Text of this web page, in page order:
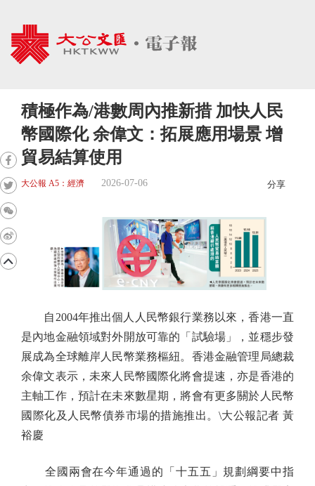
積極作為/港數周內推新措 加快人民
幣國際化 余偉文：拓展應用場景 增
貿易結算使用
大公報 A5：經濟 2026-07-06 分享
自2004年推出個人人民幣銀行業務以來，香港一直
是內地金融領域對外開放可靠的「試驗場」，並穩步發
展成為全球離岸人民幣業務樞紐。香港金融管理局總裁
余偉文表示，未來人民幣國際化將會提速，亦是香港的
主軸工作，預計在未來數星期，將會有更多關於人民幣
國際化及人民幣債券市場的措施推出。\大公報記者 黃
裕慶
全國兩會在今年通過的「十五五」規劃綱要中指